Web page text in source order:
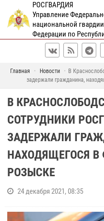
РОСГВАРДИЯ
Управление
национальной
Федерации по
Главная Новости
В
задержали гражданина,
В
СОТРУДНИКИ
ЗАДЕРЖАЛИ
НАХОДЯЩЕГОСЯ В
РОЗЫСКЕ
24 декабря 2021, 08:35